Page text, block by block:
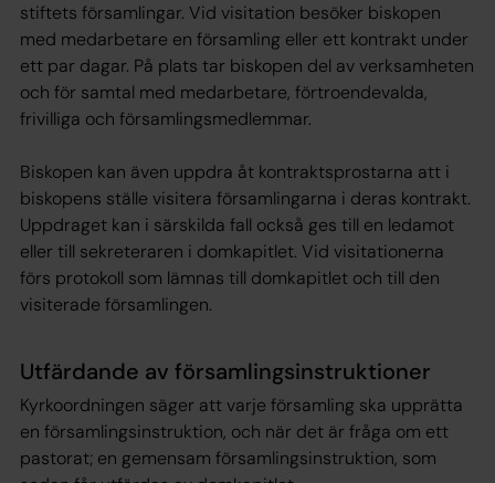
stiftets församlingar. Vid visitation besöker biskopen
med medarbetare en församling eller ett kontrakt under
ett par dagar. På plats tar biskopen del av verksamheten
och för samtal med medarbetare, förtroendevalda,
frivilliga och församlingsmedlemmar.
Biskopen kan även uppdra åt kontraktsprostarna att i
biskopens ställe visitera församlingarna i deras kontrakt.
Uppdraget kan i särskilda fall också ges till en ledamot
eller till sekreteraren i domkapitlet. Vid visitationerna
förs protokoll som lämnas till domkapitlet och till den
visiterade församlingen.
Utfärdande av församlingsinstruktioner
Kyrkoordningen säger att varje församling ska upprätta
en församlingsinstruktion, och när det är fråga om ett
pastorat; en gemensam församlingsinstruktion, som